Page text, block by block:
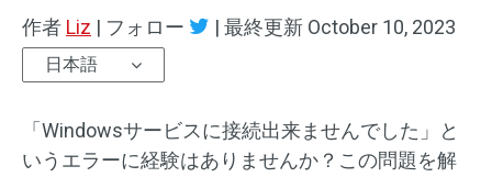
作者 Liz | フォロー | 最終更新 October 10, 2023
日本語
「Windowsサービスに接続出来ませんでした」と
いうエラーに経験はありませんか？この問題を解